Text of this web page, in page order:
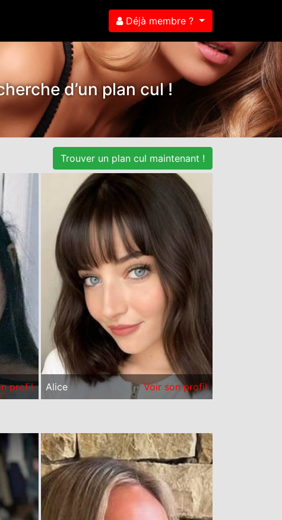
Déjà membre ?
d’un plan cul !
Trouver un plan cul maintenant !
profil Alice Voir son profil